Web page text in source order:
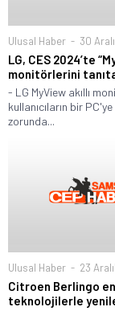
Ulusal Haber 30
LG, CES 2024’te
monitörlerini
- LG MyView akıllı
kullanıcıların bir
zorunda...
Ulusal Haber 23
Citroen Berlingo
teknolojilerle